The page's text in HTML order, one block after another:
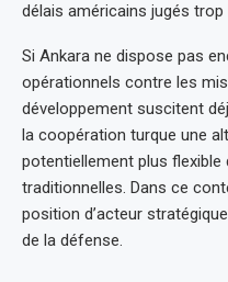
délais américains jugés trop
Si Ankara ne dispose pas
opérationnels contre les
développement suscitent
la coopération turque une
potentiellement plus
traditionnelles. Dans ce
position d’acteur
de la défense.